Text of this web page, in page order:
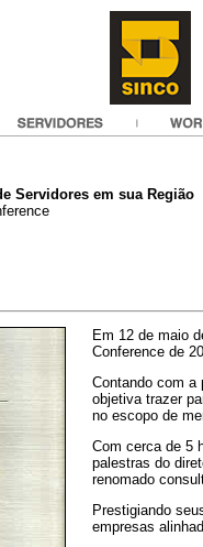
Servidores em sua Região
Em 12 de maio
Conference de
Contando com a
objetiva trazer
no escopo de
Com cerca de 5
palestras do
renomado
Prestigiando
empresas